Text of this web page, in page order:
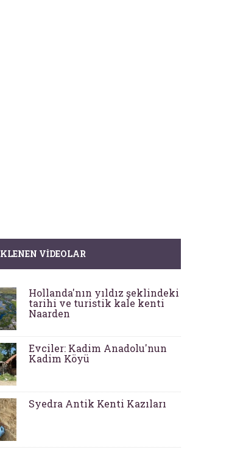
VIDEOLAR
Hollanda'nın yıldız şeklindeki
tarihi ve turistik kale kenti
Naarden
Evciler: Kadim Anadolu'nun
Kadim Köyü
Syedra Antik Kenti Kazıları